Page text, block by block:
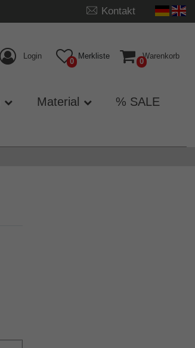
Kontakt
Login
0
Merkliste
0
Warenkorb
Material % SALE